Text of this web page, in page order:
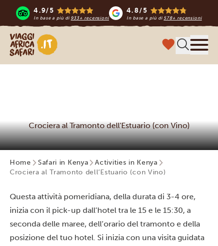
4.9/5
In base a più di 933+ recensioni
4.8/5
In base a più di578+ recensioni
Viaggi Africa Safari
Crociera al Tramonto dell'Estuario (con Vino)
Home Safari in Kenya
Activities in Kenya
Crociera al Tramonto dell’Estuario (con Vino)
Questa attività pomeridiana, della durata di 3-4 ore,
inizia con il pick-up dall’hotel tra le 15 e le 15:30, a
seconda delle maree, dell’orario del tramonto e della
posizione del tuo hotel. Si inizia con una visita guidata